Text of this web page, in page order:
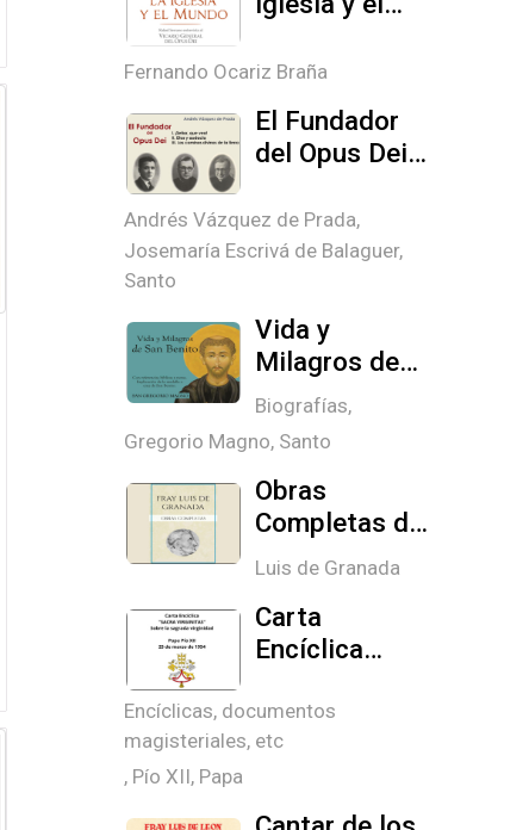
Fernando Ocariz Braña
El Fundador
del Opus Dei,
Andrés Vázquez de Prada,
Josemaría Escrivá de Balaguer,
Santo
Vida y
Milagros de
San Benito
Abad
Biografías,
Gregorio Magno, Santo
Obras
Completas de
Fray Luis de
Luis de Granada
Carta
Encíclica
VIRGINITAS»
Encíclicas, documentos
magisteriales, etc
, Pío XII, Papa